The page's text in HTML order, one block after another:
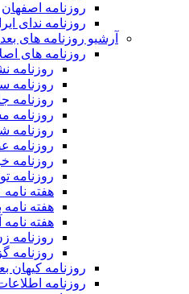
روزنامه اصفهان
روزنامه ندای
آرشیو روزنامه های
روزنامه های
روزنامه
روزنامه
روزنامه
روزنامه
روزنامه
روزنامه
روزنامه
روزنامه
هفته
هفته نامه
هفته نامه
روزنامه
روزنامه
روزنامه کیهان
روزنامه